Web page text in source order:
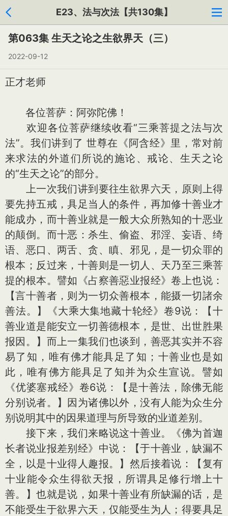
E23、法与次法【共130集】
第063集 生天之论之生欲界天（三）
2022-09-12
正才老师
各位菩萨：阿弥陀佛！
欢迎各位菩萨继续收看“三乘菩提之法与次
法”。我们讲到了 世尊在《阿含经》里，常对前
来求法的外道们所说的施论、戒论、生天之论
的“生天之论”的部分。
上一次我们讲到要往生欲界六天，原则上得
要先持五戒，具足当人的条件，再加修十善业才
能成办，而十善业就是一般大众所熟知的十恶业
的颠倒。而十恶：杀生、偷盗、邪淫、妄语、绮
语、恶口、两舌、贪、瞋、邪见，是一切众罪的
根本；反过来，十善则是一切人、天乃至三乘菩
提的根本。譬如《占察善惡业报经》卷上也说：
【言十善者，则为一切众善根本，能摄一切諸余
善法。】《大乘大集地藏十轮经》卷9说：【十
善业道是能安立一切善德根本，是世、出世胜果
报因。】而上一集我们也谈到，善恶其实并不容
易了知，唯有佛才能具足了知；十善业也是如
此，唯有佛方能具足了知并为众生宣说。譬如
《优婆塞戒经》卷6说：【是十善法，除佛无能
分别说者。】因为诸佛以外，没有人能为众生分
别说明其中的因果道理与所导致的业道差别。
接下来，我们来略说这十善业。《佛为首迦
长者说业报差别经》中说：【于十善业，缺漏不
全，以是十业得人趣报。】然后接着说：【复有
十业能令众生得欲天报，所谓具足修行增上十
善。】也就是说，如果十善业有所缺漏的话，是
不能受生于欲界六天，仅能受生为人；得要具足